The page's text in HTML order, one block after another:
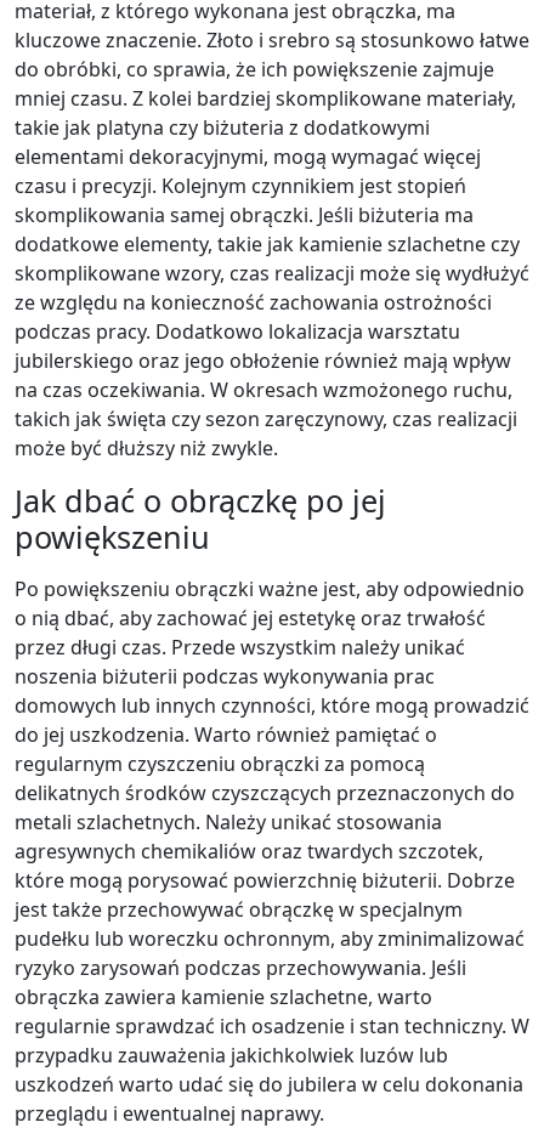
materiał, z którego wykonana jest obrączka, ma
kluczowe znaczenie. Złoto i srebro są stosunkowo łatwe
do obróbki, co sprawia, że ich powiększenie zajmuje
mniej czasu. Z kolei bardziej skomplikowane materiały,
takie jak platyna czy biżuteria z dodatkowymi
elementami dekoracyjnymi, mogą wymagać więcej
czasu i precyzji. Kolejnym czynnikiem jest stopień
skomplikowania samej obrączki. Jeśli biżuteria ma
dodatkowe elementy, takie jak kamienie szlachetne czy
skomplikowane wzory, czas realizacji może się wydłużyć
ze względu na konieczność zachowania ostrożności
podczas pracy. Dodatkowo lokalizacja warsztatu
jubilerskiego oraz jego obłożenie również mają wpływ
na czas oczekiwania. W okresach wzmożonego ruchu,
takich jak święta czy sezon zaręczynowy, czas realizacji
może być dłuższy niż zwykle.
Jak dbać o obrączkę po jej
powiększeniu
Po powiększeniu obrączki ważne jest, aby odpowiednio
o nią dbać, aby zachować jej estetykę oraz trwałość
przez długi czas. Przede wszystkim należy unikać
noszenia biżuterii podczas wykonywania prac
domowych lub innych czynności, które mogą prowadzić
do jej uszkodzenia. Warto również pamiętać o
regularnym czyszczeniu obrączki za pomocą
delikatnych środków czyszczących przeznaczonych do
metali szlachetnych. Należy unikać stosowania
agresywnych chemikaliów oraz twardych szczotek,
które mogą porysować powierzchnię biżuterii. Dobrze
jest także przechowywać obrączkę w specjalnym
pudełku lub woreczku ochronnym, aby zminimalizować
ryzyko zarysowań podczas przechowywania. Jeśli
obrączka zawiera kamienie szlachetne, warto
regularnie sprawdzać ich osadzenie i stan techniczny. W
przypadku zauważenia jakichkolwiek luzów lub
uszkodzeń warto udać się do jubilera w celu dokonania
przeglądu i ewentualnej naprawy.